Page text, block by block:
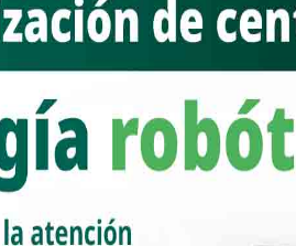
a poco se han ido metiendo en el partido y
de MC, pues para nadie es un secreto que
especial.
el grupo liderado por Ernesto De Lucas y
llegada al movimiento naranja y su posterior
del 2024.
está en puerta, sin embargo aún no